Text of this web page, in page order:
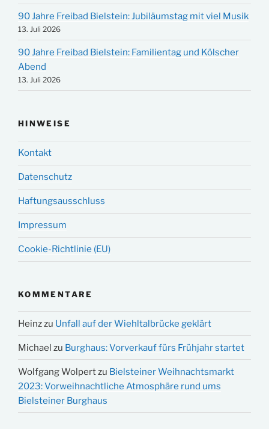
90 Jahre Freibad Bielstein: Jubiläumstag mit viel Musik
13. Juli 2026
90 Jahre Freibad Bielstein: Familientag und Kölscher
Abend
13. Juli 2026
HINWEISE
Kontakt
Datenschutz
Haftungsausschluss
Impressum
Cookie-Richtlinie (EU)
KOMMENTARE
Heinzzu Unfall auf der Wiehltalbrücke geklärt
Michael zu Burghaus: Vorverkauf fürs Frühjahr startet
Wolfgang Wolpertzu Bielsteiner Weihnachtsmarkt
2023: Vorweihnachtliche Atmosphäre rund ums
Bielsteiner Burghaus